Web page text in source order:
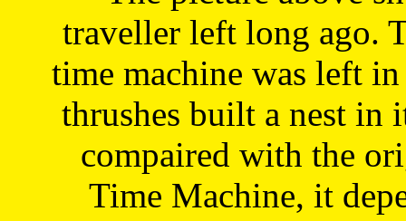
traveller left long ago.
time machine was left
thrushes built a nest in
compaired with the
Time Machine, it